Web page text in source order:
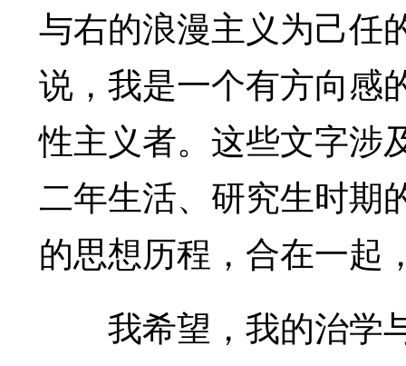
与右的浪漫主义为己任
说，我是一个有方向感
性主义者。这些文字涉
二年生活、研究生时期
的思想历程，合在一起
我希望，我的治学